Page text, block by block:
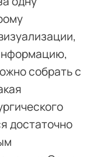
собрать с
достаточно